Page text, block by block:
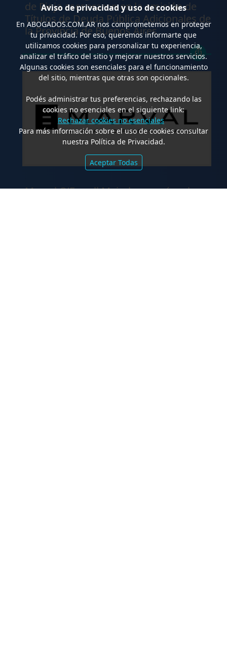
de Rioja asesoraron en la emisión de
Títulos de Deuda Pública Adicionales de
la Provincia de Buenos Aires
Marval O’Farrell Mairal asesoró en la
Aviso de privacidad y uso de cookies
En ABOGADOS.COM.ARnos comprometemos en proteger
tu privacidad. Por eso, queremos informarte que
utilizamos cookies para personalizar tu experiencia,
analizar el tráfico del sitio y mejorar nuestros servicios.
Algunas cookies son esenciales para el funcionamiento
del sitio, mientras que otras son opcionales.
Podés administrar tus preferencias, rechazando las
cookies no esenciales en el siguiente link:
Rechazar cookies no esenciales
Para más información sobre el uso de cookies consultar
nuestra Política de Privacidad.
Aceptar Todas